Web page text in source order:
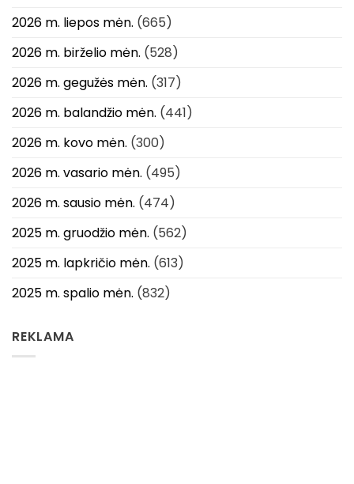
2026 m. liepos mėn. (665)
2026 m. birželio mėn. (528)
2026 m. gegužės mėn. (317)
2026 m. balandžio mėn. (441)
2026 m. kovo mėn. (300)
2026 m. vasario mėn. (495)
2026 m. sausio mėn. (474)
2025 m. gruodžio mėn. (562)
2025 m. lapkričio mėn. (613)
2025 m. spalio mėn. (832)
REKLAMA